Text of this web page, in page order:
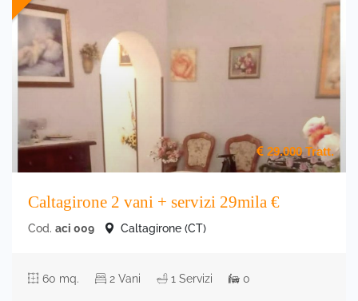
29.000 Tratt.
Caltagirone 2 vani + servizi 29mila €
Cod. aci 009 Caltagirone (CT)
60 mq. 2 Vani 1 Servizi 0